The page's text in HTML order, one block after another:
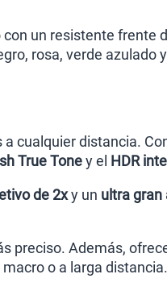
un resistente frente
rosa, verde azulado
cualquier distancia.
True Toney el HDR
de 2xy un ultra gran
preciso. Además,
o a larga distancia.